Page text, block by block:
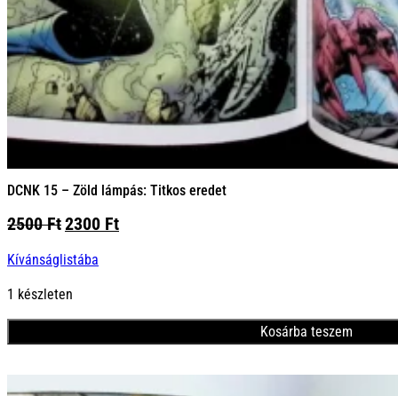
DCNK 15 – Zöld lámpás: Titkos eredet
2500FtOriginal
was:
2300 FtCurrent
Kívánságlistába
1 készleten
Kosárba teszem